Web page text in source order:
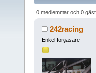
0 medlemmar och 0
242racing
Enkel förgasare